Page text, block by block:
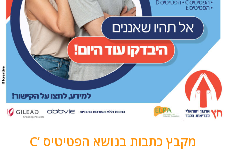
מקבץ כתבות בנושא הפטיטיס ‘C